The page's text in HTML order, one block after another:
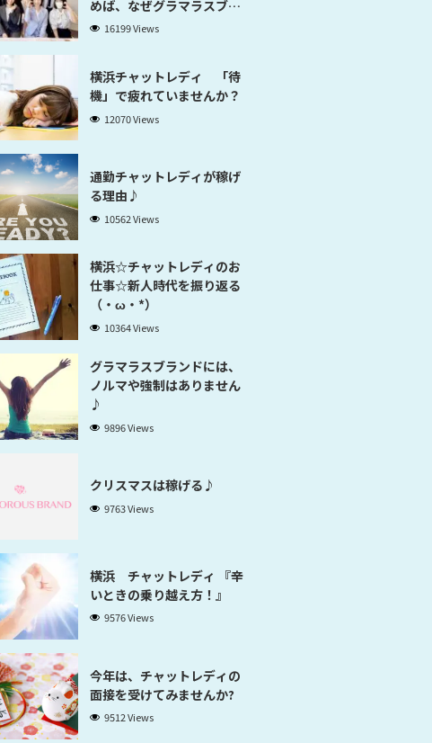
めば、なぜグラマラスブラ
ンド横浜だと稼げるのかが
16199 Views
横浜チャットレディ 「待
機」で疲れていませんか？
12070 Views
通勤チャットレディが稼げ
る理由♪
10562 Views
横浜☆チャットレディのお
仕事☆新人時代を振り返る
（・ω・*）
10364 Views
グラマラスブランドには、
ノルマや強制はありません
♪
9896 Views
クリスマスは稼げる♪
9763 Views
横浜 チャットレディ 『辛
いときの乗り越え方！』
9576 Views
今年は、チャットレディの
面接を受けてみませんか?
9512 Views